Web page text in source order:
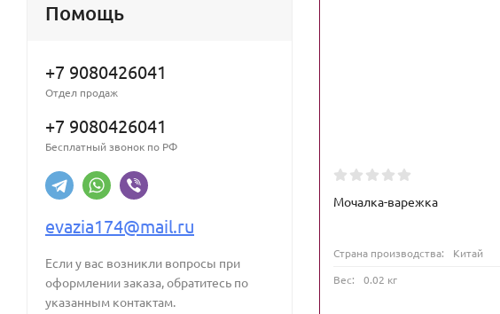
Помощь
+7 9080426041
Отдел продаж
+7 9080426041
Бесплатный звонок по РФ
evazia174@mail.ru
Если у вас возникли вопросы при
оформлении заказа, обратитесь по
указанным контактам.
Мочалка-варежка
Страна производства:
Китай
Вес:
0.02 кг